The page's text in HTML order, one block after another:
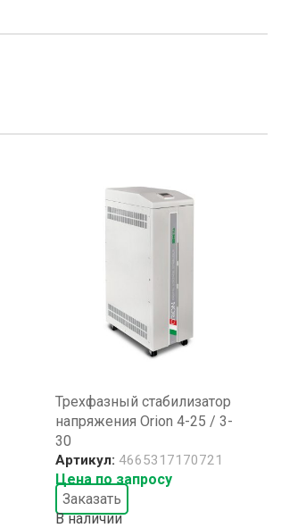
Трехфазный стабилизатор
напряжения Orion 4-25 / 3-
30
Артикул: 4665317170721
Цена по запросу
Заказать
В наличии